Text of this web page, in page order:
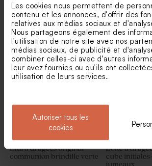
Les cookies nous permettent de
contenu et les annonces, d'offrir des
relatives aux médias sociaux et
Nous partageons également des
l'utilisation de notre site avec nos
médias sociaux, de publicité et
combiner celles-ci avec d'autres
leur avez fournies ou qu'ils ont
utilisation de leurs services.
Autoriser tous les
cookies
Étui à dragées original
communion envolée de
papillons
Étui à
communion
Étui à dragées original
communion brindille verte
Boîte à
cube initiales